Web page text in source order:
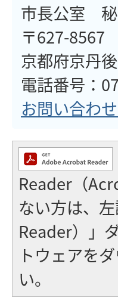
市長公室 秘
〒627-8567
京都府京丹
電話番号：
お問い合わ
Reader（
ない方は、
Reader）」
トウェアを
い。